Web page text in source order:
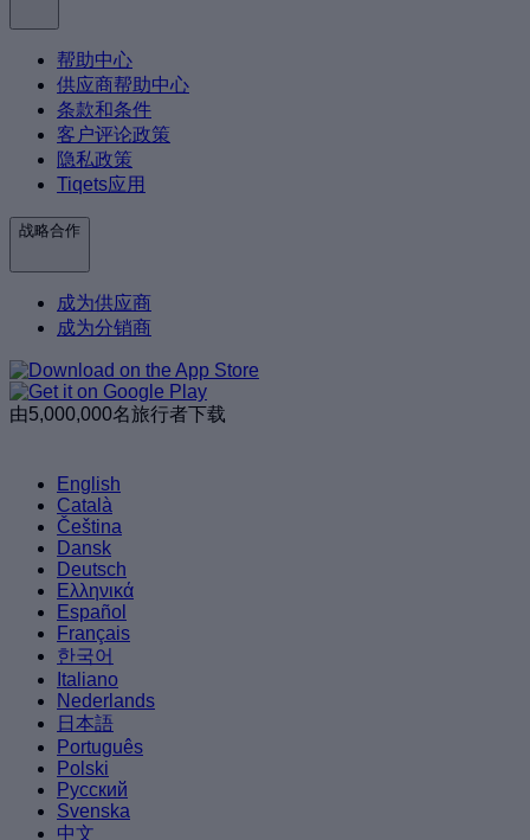
帮助中心
供应商帮助中心
条款和条件
客户评论政策
隐私政策
Tiqets应用
战略合作
成为供应商
成为分销商
由5,000,000名旅行者下载
English
Català
Čeština
Dansk
Deutsch
Ελληνικά
Español
Français
한국어
Italiano
Nederlands
日本語
Português
Polski
Русский
Svenska
中文